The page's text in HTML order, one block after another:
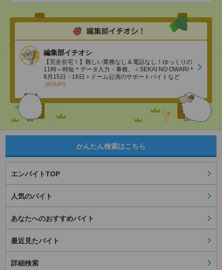
編集部イチオシ
【完全在宅！】難しい業務なし＆電話なし！ゆっくりの
11時～時短＊データ入力・事務、＜SEKAI NO OWARI＊
8月15日・16日＞ドーム公演のサポートバイトなど
(8/7UP!)
かんたん検索はこちら
エンバイトTOP
人気のバイト
あなたへのおすすめバイト
最近見たバイト
詳細検索